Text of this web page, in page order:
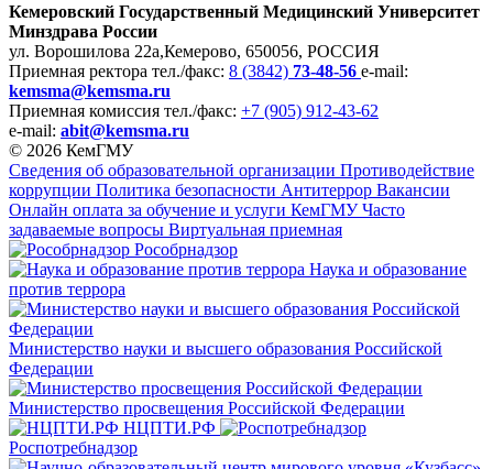
Кемеровский Государственный Медицинский Университет
Минздрава России
ул. Ворошилова 22а,Кемерово, 650056, РОССИЯ
Приемная ректора тел./факс: 8 (3842) 73-48-56 e-mail:
kemsma@kemsma.ru
Приемная комиссия тел./факс: +7 (905) 912-43-62
e-mail: abit@kemsma.ru
© 2026 КемГМУ
Сведения об образовательной организации Противодействие
коррупции Политика безопасности Антитеррор Вакансии
Онлайн оплата за обучение и услуги КемГМУ Часто
задаваемые вопросы Виртуальная приемная
Рособрнадзор
Наука и образование
против террора
Министерство науки и высшего образования Российской
Федерации
Министерство просвещения Российской Федерации
НЦПТИ.РФ
Роспотребнадзор